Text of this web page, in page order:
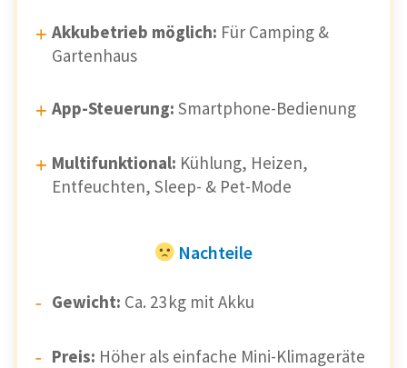
Akkubetrieb möglich: Für Camping &
Gartenhaus
App-Steuerung: Smartphone-Bedienung
Multifunktional: Kühlung, Heizen,
Entfeuchten, Sleep- & Pet-Mode
Nachteile
Gewicht: Ca. 23 kg mit Akku
Preis: Höher als einfache Mini-Klimageräte